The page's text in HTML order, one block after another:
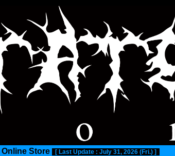
Online Store [ Last Update : July 31, 2026 (Fri.) ]